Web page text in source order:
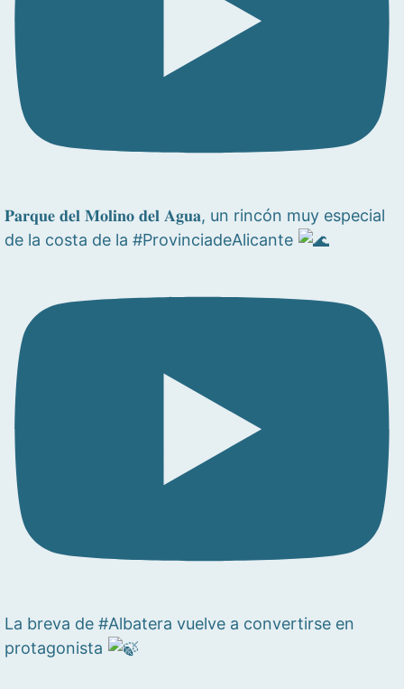
𝐏𝐚𝐫𝐪𝐮𝐞 𝐝𝐞𝐥 𝐌𝐨𝐥𝐢𝐧𝐨 𝐝𝐞𝐥 𝐀𝐠𝐮𝐚, un rincón muy especial
de la costa de la #ProvinciadeAlicante
La breva de #Albatera vuelve a convertirse en
protagonista